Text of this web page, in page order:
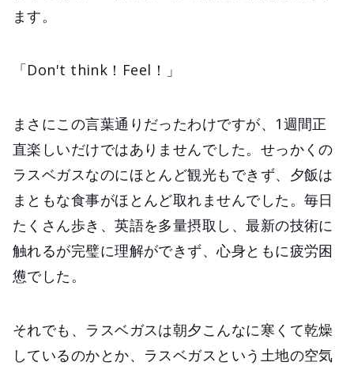
ます。
「Don't think！Feel！」
まさにこの言葉通りだったわけですが、1週間正
直楽しいだけではありませんでした。せっかくの
ラスベガスなのにほとんど観光もできず、夕飯は
まともな食事がほとんど取れませんでした。毎日
たくさん歩き、英語を多量摂取し、最新の技術に
触れるが完璧に理解ができず、心身ともに疲労困
憊でした。
それでも、ラスベガスは朝夕こんなに寒くて乾燥
しているのかとか、ラスベガスという土地の空気